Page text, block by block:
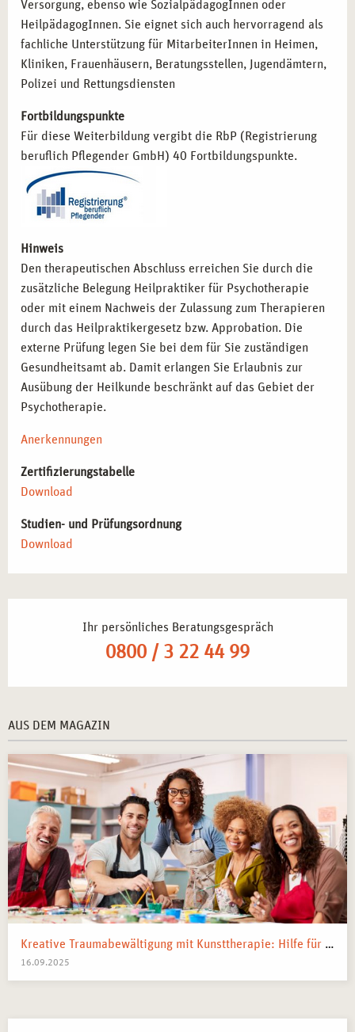
IHRE PERSPEKTIVEN MIT CAMPUS NATURALIS
IN LEIPZIG
Mit der Ausbildung zum Traumatherapeuten bei campus
zukunftsweisenden Branche. Profitieren Sie von
praxisnahen Lehrmethoden, einem erfahrenen
Dozententeam und den zahlreichen Kooperationspartnern
der Stadt. Lassen Sie uns gemeinsam Ihre beruflichen
Ziele verwirklichen und traumatisierten Menschen neue
Wege zur Heilung ermöglichen!
Versorgung, ebenso wie SozialpädagogInnen oder
HeilpädagogInnen. Sie eignet sich auch hervorragend als
fachliche Unterstützung für MitarbeiterInnen in Heimen,
Kliniken, Frauenhäusern, Beratungsstellen, Jugendämtern,
Polizei und Rettungsdiensten
Fortbildungspunkte
Für diese Weiterbildung vergibt die RbP (Registrierung
beruflich Pflegender GmbH) 40 Fortbildungspunkte.
Hinweis
Den therapeutischen Abschluss erreichen Sie durch die
zusätzliche Belegung Heilpraktiker für Psychotherapie
oder mit einem Nachweis der Zulassung zum Therapieren
durch das Heilpraktikergesetz bzw. Approbation. Die
externe Prüfung legen Sie bei dem für Sie zuständigen
Gesundheitsamt ab. Damit erlangen Sie Erlaubnis zur
Ausübung der Heilkunde beschränkt auf das Gebiet der
Psychotherapie.
Anerkennungen
Zertifizierungstabelle
Download
Studien- und Prüfungsordnung
Download
Ihr persönliches Beratungsgespräch
0800 / 3 22 44 99
AUS DEM MAGAZIN
Kreative Traumabewältigung mit Kunsttherapie: Hilfe für Kriegsflüchtlinge
16.09.2025